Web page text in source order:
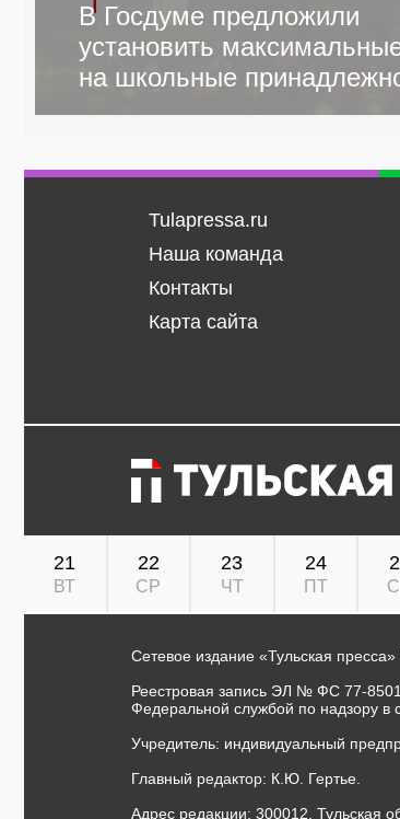
В Госдуме предложили
установить
на школьные
Tulapressa.ru
Наша команда
Контакты
Карта сайта
21
ВТ
22
СР
23
ЧТ
24
ПТ
Сетевое издание «Тульская пресса»
Реестровая запись ЭЛ № ФС 77-
Федеральной службой по надзору в
Учредитель: индивидуальный
Главный редактор: К.Ю. Гертье.
Адрес редакции: 300012, Тульская